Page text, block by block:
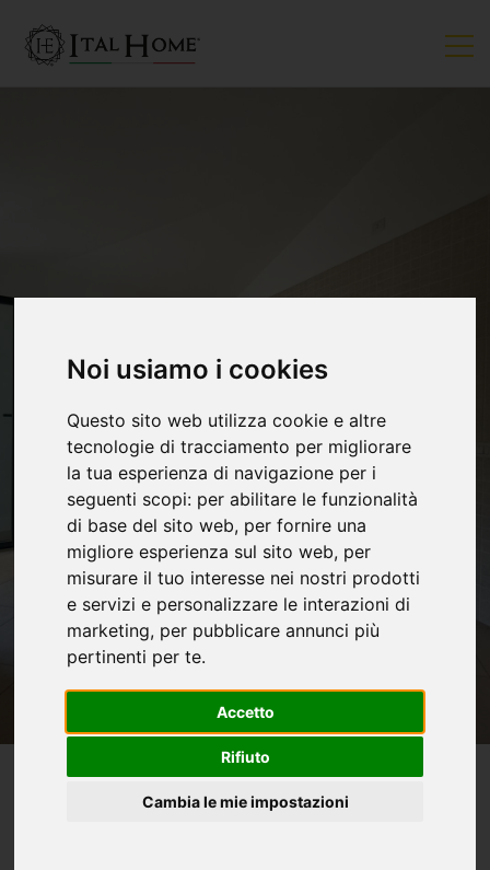
Noi usiamo i cookies
Questo sito web utilizza cookie e altre
tecnologie di tracciamento per migliorare
la tua esperienza di navigazione per i
seguenti scopi: per abilitare le funzionalità
di base del sito web, per fornire una
migliore esperienza sul sito web, per
misurare il tuo interesse nei nostri prodotti
e servizi e personalizzare le interazioni di
marketing, per pubblicare annunci più
pertinenti per te.
Accetto
Rifiuto
Cambia le mie impostazioni
Appartamento Nuovo,